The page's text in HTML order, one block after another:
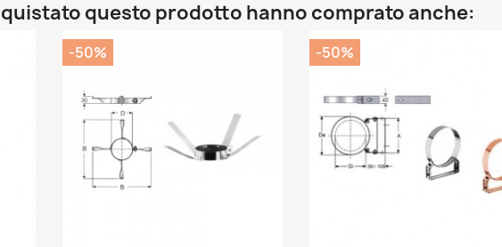
questo prodotto hanno comprato anche:
-50% -50%